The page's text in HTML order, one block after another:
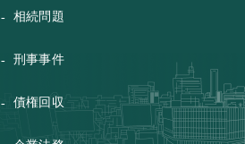
相続問題
刑事事件
債権回収